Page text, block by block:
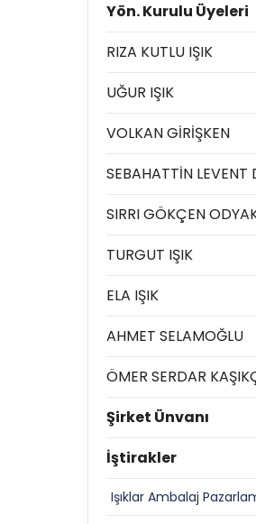
Yön. Kurulu Üyeleri
RIZA KUTLU IŞIK
UĞUR IŞIK
VOLKAN GİRİŞKEN
SEBAHATTİN LEVENT
SIRRI GÖKÇEN
TURGUT IŞIK
ELA IŞIK
AHMET SELAMOĞLU
ÖMER SERDAR
Şirket Ünvanı
İştirakler
Işıklar Ambalaj